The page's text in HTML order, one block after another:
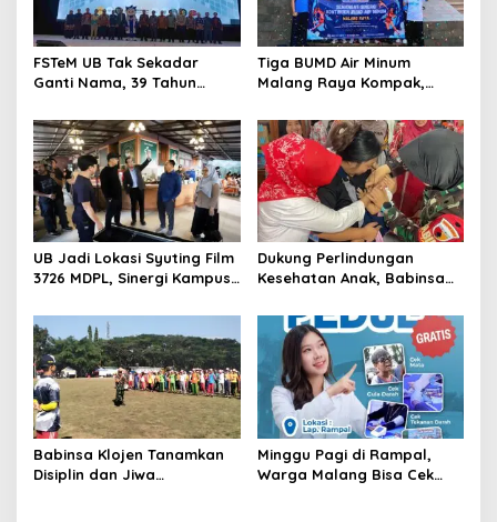
FSTeM UB Tak Sekadar
Ganti Nama, 39 Tahun
Trendsetter Sains dan
Teknologi
Tiga BUMD Air Minum
Malang Raya Kompak,
Tapi Juga Prestasi
UB Jadi Lokasi Syuting Film
3726 MDPL, Sinergi Kampus
Hadirkan Pengalaman
Nyata bagi Mahasiswa
Dukung Perlindungan
Kesehatan Anak, Babinsa
Imunisasi 2026
Babinsa Klojen Tanamkan
Disiplin dan Jiwa
Minggu Pagi di Rampal,
Warga Malang Bisa Cek